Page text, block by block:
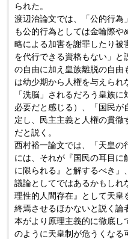
られた。
渡辺治論文では、「公的行為
も公的行為としては金輪際
略による加害を謝罪したり被
を代行できる資格もない」
の自由に加え皇族離脱の自由
は幼少期から人権を与えられ
「洗脳」されるだろう皇族
必要だと感じる）、「国民
定し、民主主義と人権の貫徹
だと説く。
西村裕一論文では、「天皇の
には、それが『国民の耳目に
に限られる』と解するべき」
議論としてではあるかもしれ
理性的人間存在』として天皇
終焉させるほかないと説く論
本がより原理主義的に徹底し
のように天皇制が危うくなる